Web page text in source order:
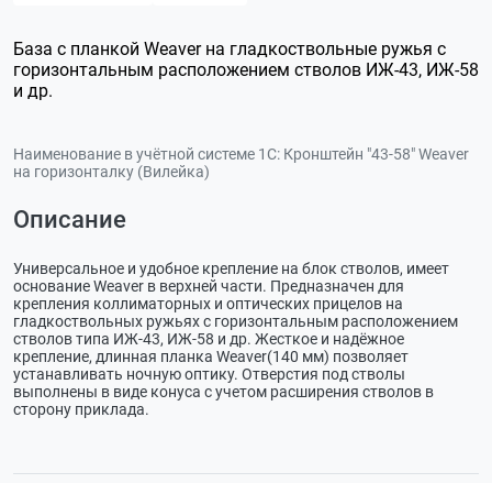
База c планкой Weaver на гладкоствольные ружья с
горизонтальным расположением стволов ИЖ-43, ИЖ-58
и др.
Наименование в учётной системе 1С: Кронштейн "43-58" Weaver
на горизонталку (Вилейка)
Описание
Универсальное и удобное крепление на блок стволов, имеет
основание Weaver в верхней части. Предназначен для
крепления коллиматорных и оптических прицелов на
гладкоствольных ружьях с горизонтальным расположением
стволов типа ИЖ-43, ИЖ-58 и др. Жесткое и надёжное
крепление, длинная планка Weaver(140 мм) позволяет
устанавливать ночную оптику. Отверстия под стволы
выполнены в виде конуса с учетом расширения стволов в
сторону приклада.